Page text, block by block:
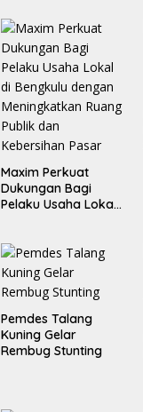
Maxim Perkuat
Dukungan Bagi
Pelaku Usaha Lokal
Ruang Publik dan
Kebersihan Pasar
Pemdes Talang
Kuning Gelar
Rembug Stunting